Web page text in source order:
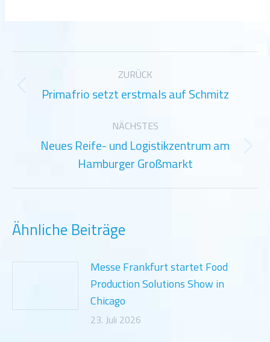
Kommentarnavigation
ZURÜCK
Vorheriger
Primafrio setzt erstmals auf Schmitz
NÄCHSTES
Nächster
Beitrag:
Neues Reife- und Logistikzentrum am
Hamburger Großmarkt
Ähnliche Beiträge
Messe Frankfurt startet Food
Production Solutions Show in
Chicago
23. Juli 2026